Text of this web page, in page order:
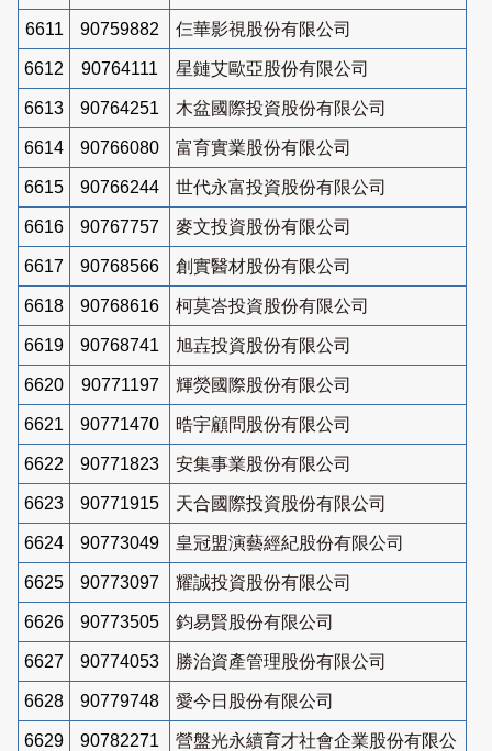
6611 90759882 仨華影視股份有限公司
6612 90764111 星鏈艾歐亞股份有限公司
6613 90764251 木盆國際投資股份有限公司
6614 90766080 富育實業股份有限公司
6615 90766244 世代永富投資股份有限公司
6616 90767757 麥文投資股份有限公司
6617 90768566 創實醫材股份有限公司
6618 90768616 柯莫峇投資股份有限公司
6619 90768741 旭壵投資股份有限公司
6620 90771197 輝熒國際股份有限公司
6621 90771470 晧宇顧問股份有限公司
6622 90771823 安集事業股份有限公司
6623 90771915 天合國際投資股份有限公司
6624 90773049 皇冠盟演藝經紀股份有限公司
6625 90773097 耀誠投資股份有限公司
6626 90773505 鈞易賢股份有限公司
6627 90774053 勝治資產管理股份有限公司
6628 90779748 愛今日股份有限公司
6629 90782271
營盤光永續育才社會企業股份有限公